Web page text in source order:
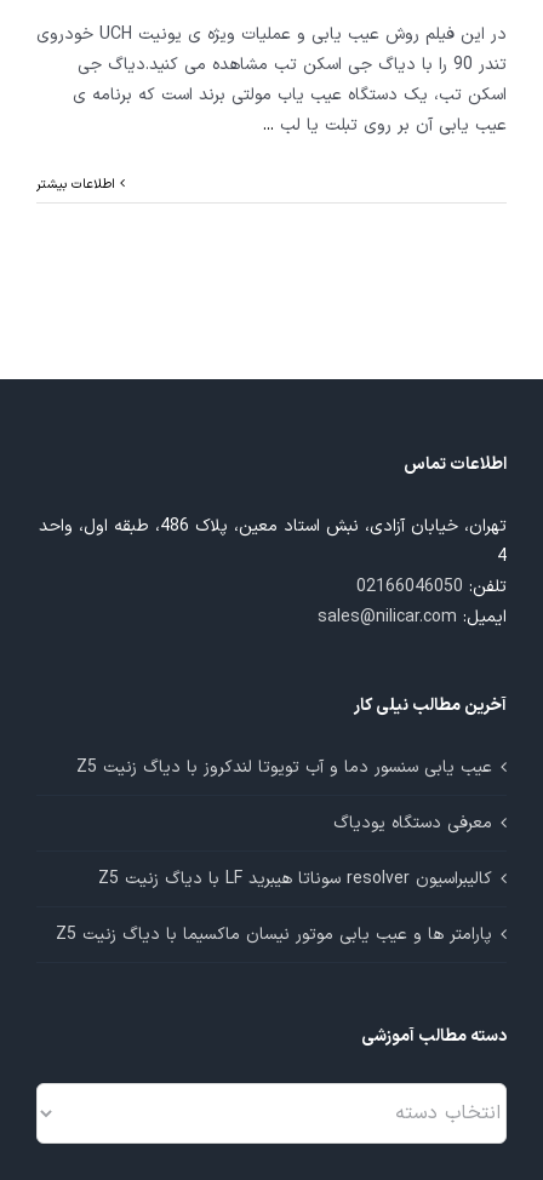
در این فیلم روش عیب یابی و عملیات ویژه ی یونیت UCH خودروی
تندر 90 را با دیاگ جی اسکن تب مشاهده می کنید.دیاگ جی
اسکن تب، یک دستگاه عیب یاب مولتی برند است که برنامه ی
عیب یابی آن بر روی تبلت یا لب ...
اطلاعات بیشتر
اطلاعات تماس
تهران، خیابان آزادی، نبش استاد معین، پلاک 486، طبقه اول، واحد
4
تلفن: 02166046050
ایمیل: sales@nilicar.com
آخرین مطالب نیلی کار
عیب یابی سنسور دما و آب تویوتا لندکروز با دیاگ زنیت Z5
معرفی دستگاه یودیاگ
کالیبراسیون resolver سوناتا هیبرید LF با دیاگ زنیت Z5
پارامتر ها و عیب یابی موتور نیسان ماکسیما با دیاگ زنیت Z5
دسته مطالب آموزشی
دسته